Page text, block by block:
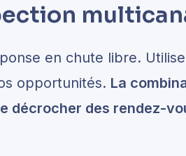
en chute libre.
opportunités. La
décrocher des rendez-